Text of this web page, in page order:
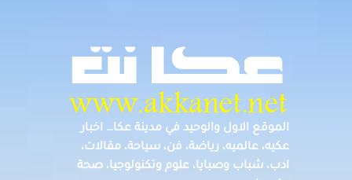
الموقع الاول والوحيد في مدينة عكا… اخبار
عكيه، عالميه، رياضة، فن، سياحة، مقالات،
ادب، شباب وصبايا، علوم وتكنولوجيا، صحة